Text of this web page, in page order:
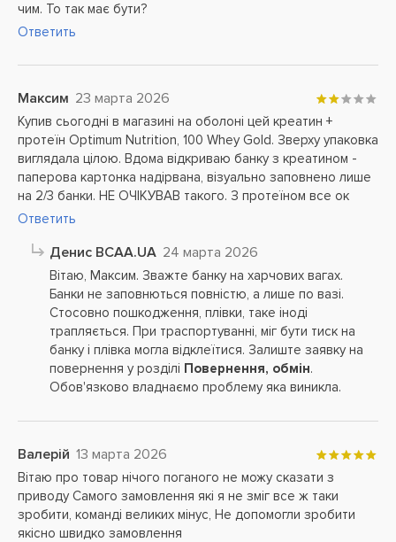
чим. То так має бути?
Ответить
Максим 23 марта 2026
Купив сьогодні в магазині на оболоні цей креатин +
протеїн Optimum Nutrition, 100 Whey Gold. Зверху упаковка
виглядала цілою. Вдома відкриваю банку з креатином -
паперова картонка надірвана, візуально заповнено лише
на 2/3 банки. НЕ ОЧІКУВАВ такого. З протеїном все ок
Ответить
Денис BCAA.UA 24 марта 2026
Вітаю, Максим. Зважте банку на харчових вагах.
Банки не заповнються повністю, а лише по вазі.
Стосовно пошкодження, плівки, таке іноді
трапляється. При траспортуванні, міг бути тиск на
банку і плівка могла відклеїтися. Залиште заявку на
повернення у розділі Повернення, обмін.
Обов'язково владнаємо проблему яка виникла.
Валерій 13 марта 2026
Вітаю про товар нічого поганого не можу сказати з
приводу Самого замовлення які я не зміг все ж таки
зробити, команді великих мінус, Не допомогли зробити
якісно швидко замовлення